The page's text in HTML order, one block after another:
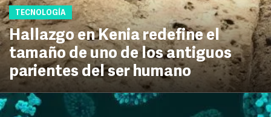
TECNOLOGÍA
Hallazgo en Kenia redefine el
tamaño de uno de los antiguos
parientes del ser humano